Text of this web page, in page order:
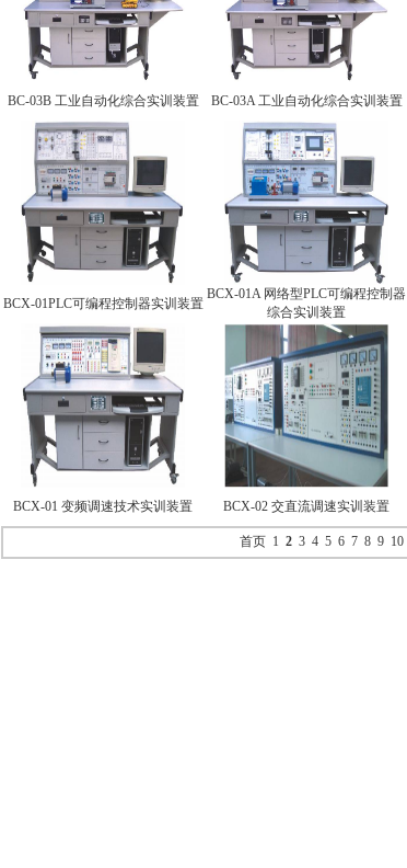
BC-03B 工业自动化综合实训装置 BC-03A 工业自动化综合实训装置
BCX-01PLC可编程控制器实训装置
BCX-01A 网络型PLC可编程控制器
综合实训装置
BCX-01 变频调速技术实训装置 BCX-02 交直流调速实训装置
首页 1 2 3 4 5 6 7 8 9 10